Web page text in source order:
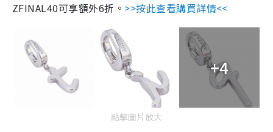
ZFINAL40可享額外6折。 >>按此查看購買詳情<<
+4
點擊圖片放大